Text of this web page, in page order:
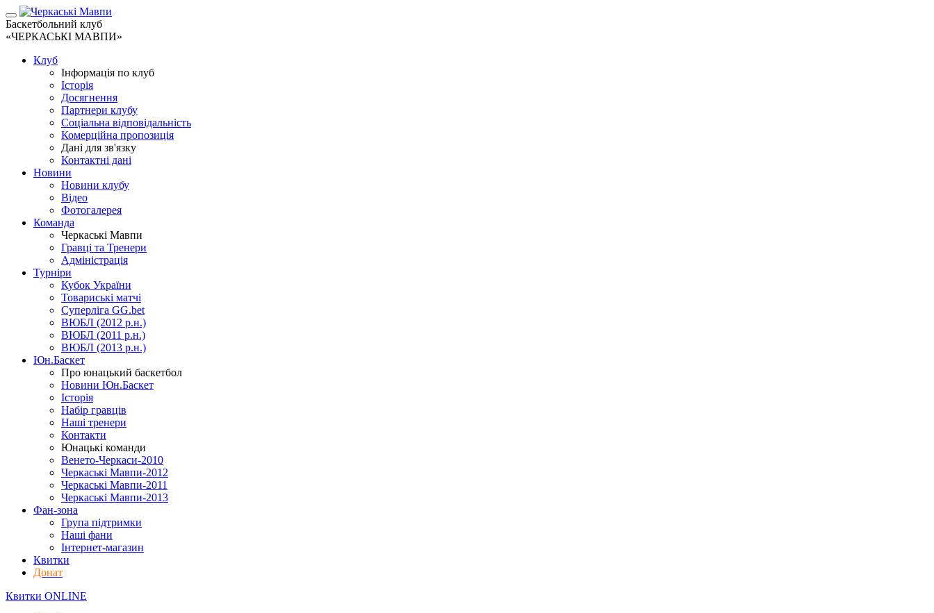
Баскетбольний клуб
«ЧЕРКАСЬКІ МАВПИ»
Клуб
Інформація по клуб
Історія
Досягнення
Партнери клубу
Соціальна відповідальність
Комерційна пропозиція
Дані для зв'язку
Контактні дані
Новини
Новини клубу
Відео
Фотогалерея
Команда
Черкаські Мавпи
Гравці та Тренери
Адміністрація
Турніри
Кубок України
Товариські матчі
Суперліга GG.bet
ВЮБЛ (2012 р.н.)
ВЮБЛ (2011 р.н.)
ВЮБЛ (2013 р.н.)
Юн.Баскет
Про юнацький баскетбол
Новини Юн.Баскет
Історія
Набір гравців
Наші тренери
Контакти
Юнацькі команди
Венето-Черкаси-2010
Черкаські Мавпи-2012
Черкаські Мавпи-2011
Черкаські Мавпи-2013
Фан-зона
Група підтримки
Наші фани
Інтернет-магазин
Квитки
Донат
Квитки ONLINE